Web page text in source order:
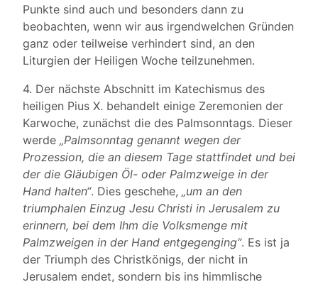
Punkte sind auch und besonders dann zu
beobachten, wenn wir aus irgendwelchen Gründen
ganz oder teilweise verhindert sind, an den
Liturgien der Heiligen Woche teilzunehmen.
4. Der nächste Abschnitt im Katechismus des
heiligen Pius X. behandelt einige Zeremonien der
Karwoche, zunächst die des Palmsonntags. Dieser
werde „Palmsonntag genannt wegen der
Prozession, die an diesem Tage stattfindet und bei
der die Gläubigen Öl- oder Palmzweige in der
Hand halten“. Dies geschehe, „um an den
triumphalen Einzug Jesu Christi in Jerusalem zu
erinnern, bei dem Ihm die Volksmenge mit
Palmzweigen in der Hand entgegenging“. Es ist ja
der Triumph des Christkönigs, der nicht in
Jerusalem endet, sondern bis ins himmlische